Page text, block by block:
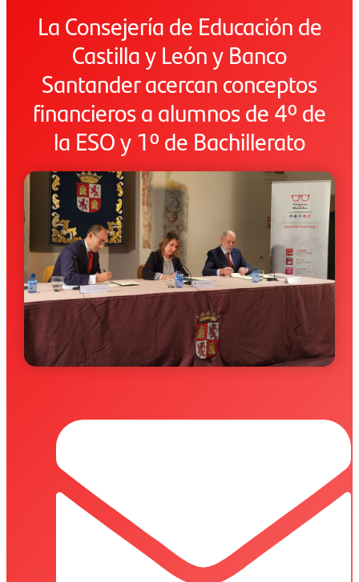
La Consejería de Educación de
Castilla y León y Banco
Santander acercan conceptos
financieros a alumnos de 4º de
la ESO y 1º de Bachillerato